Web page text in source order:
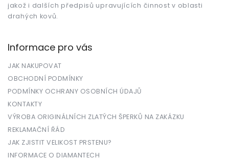
jakož i dalších předpisů upravujících činnost v oblasti
drahých kovů.
Informace pro vás
JAK NAKUPOVAT
OBCHODNÍ PODMÍNKY
PODMÍNKY OCHRANY OSOBNÍCH ÚDAJŮ
KONTAKTY
VÝROBA ORIGINÁLNÍCH ZLATÝCH ŠPERKŮ NA ZAKÁZKU
REKLAMAČNÍ ŘÁD
JAK ZJISTIT VELIKOST PRSTENU?
INFORMACE O DIAMANTECH